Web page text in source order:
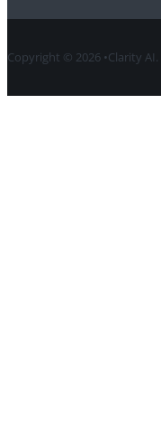
Copyright © 2026 •Clarity